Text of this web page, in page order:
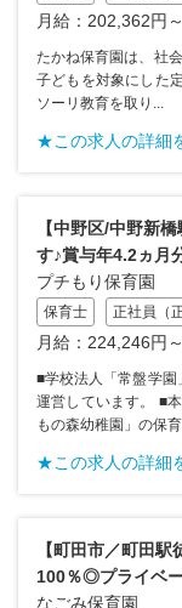
月給：202,362円
たかね保育園は、社
子どもを対象にした
ソーリ教育を取り...
★この求人の詳細
【中野区/中野新
す♪賞与年4.2ヵ
プチもり保育園
保育士 正社員（
月給：224,246円
■学校法人「常盤学園
運営しています。 ■
もの森幼稚園」の保育
★この求人の詳細
【町田市／町田
100％◎プライベ
なごみ保育園